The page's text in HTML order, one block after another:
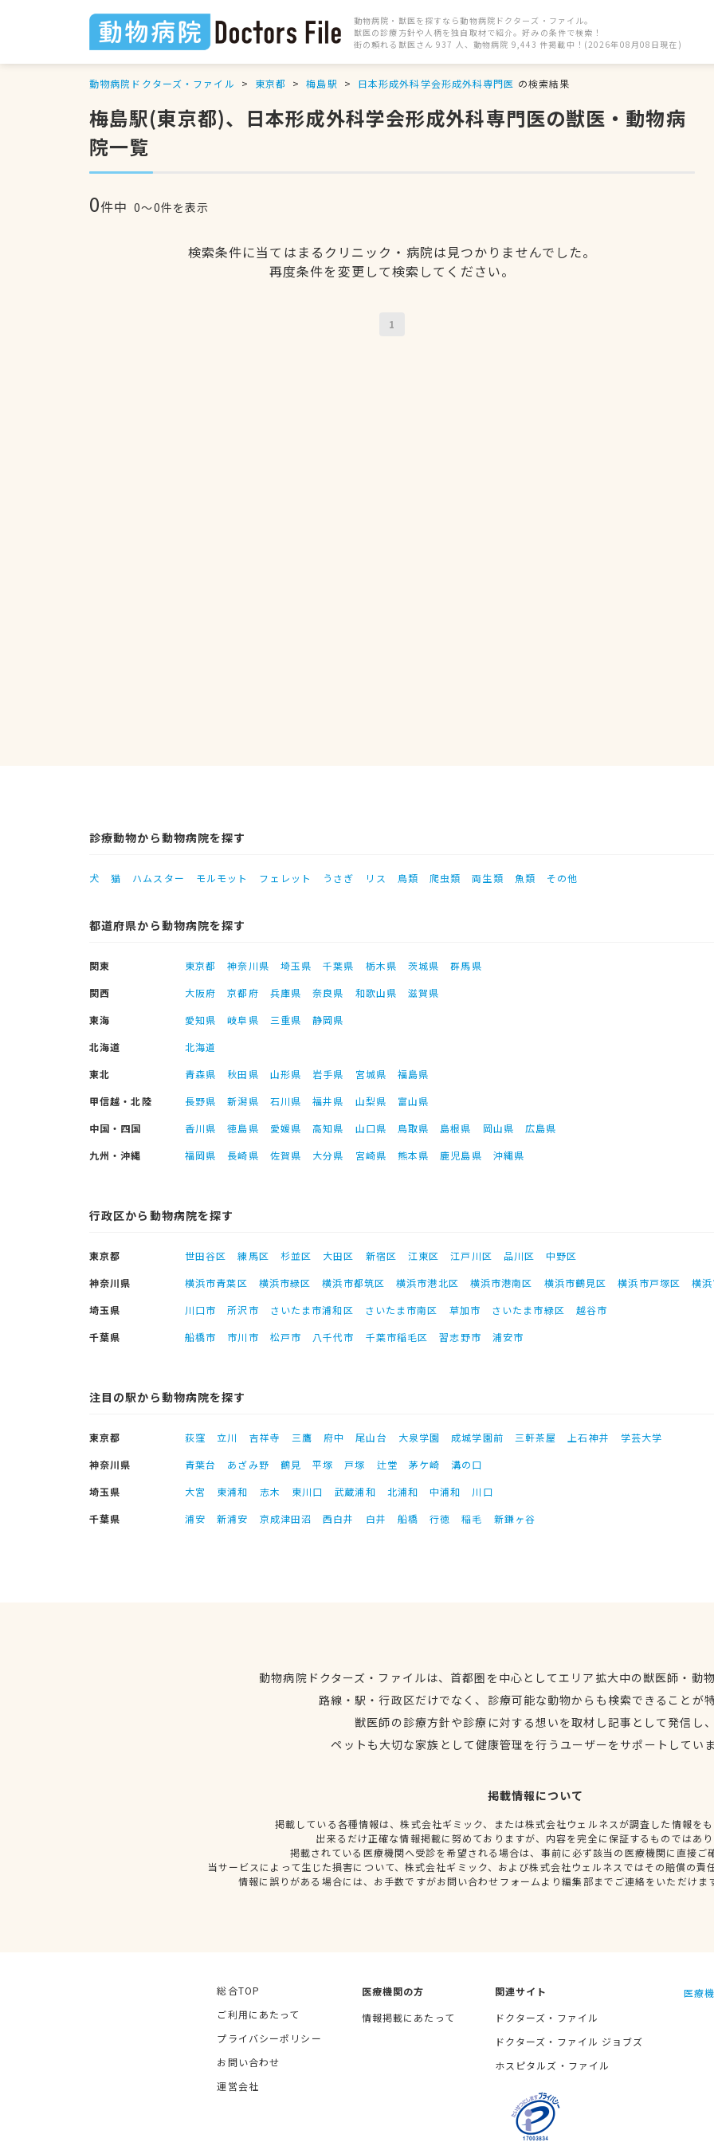
動物病院・獣医を探すなら動物病院ドクターズ・ファイル。
獣医の診療方針や人柄を独自取材で紹介。好みの条件で検索！
街の頼れる獣医さん 937 人、動物病院 9,443 件掲載中！(2026年08月08日現在)
動物病院ドクターズ・ファイル 東京都 梅島駅 日本形成外科学会形成外科専門医 の検索結果
梅島駅(東京都)、日本形成外科学会形成外科専門医の獣医・動物病
院一覧
0件中 0〜0件を表示
検索条件に当てはまるクリニック・病院は見つかりませんでした。
再度条件を変更して検索してください。
1
診療動物から動物病院を探す
犬 猫 ハムスター モルモット フェレット うさぎ リス 鳥類 爬虫類 両生類 魚類 その他
都道府県から動物病院を探す
関東 東京都 神奈川県 埼玉県 千葉県 栃木県 茨城県
群馬県
関西
大阪府 京都府 兵庫県 奈良県 和歌山県
滋賀県
東海
愛知県 岐阜県 三重県
静岡県
北海道
北海道
東北
青森県 秋田県 山形県 岩手県 宮城県
福島県
甲信越・北陸
長野県 新潟県 石川県 福井県 山梨県
富山県
中国・四国
香川県 徳島県 愛媛県 高知県 山口県 鳥取県 島根県 岡山県
広島県
九州・沖縄
福岡県 長崎県 佐賀県 大分県 宮崎県 熊本県 鹿児島県 沖縄県
行政区から動物病院を探す
東京都 世田谷区 練馬区 杉並区 大田区 新宿区 江東区 江戸川区 品川区
中野区
神奈川県
横浜市青葉区 横浜市緑区 横浜市都筑区 横浜市港北区 横浜市港南区 横浜市鶴見区 横浜市戸塚区
横
埼玉県
川口市 所沢市 さいたま市浦和区 さいたま市南区 草加市 さいたま市緑区
越谷市
千葉県
船橋市 市川市 松戸市 八千代市 千葉市稲毛区 習志野市 浦安市
注目の駅から動物病院を探す
東京都 荻窪 立川 吉祥寺 三鷹 府中 尾山台 大泉学園 成城学園前 三軒茶屋 上石神井
学芸大学
神奈川県
青葉台 あざみ野 鶴見 平塚 戸塚 辻堂 茅ケ崎
溝の口
埼玉県
大宮 東浦和 志木 東川口 武蔵浦和 北浦和 中浦和
川口
千葉県
浦安 新浦安 京成津田沼 西白井 白井 船橋 行徳 稲毛 新鎌ヶ谷
動物病院ドクターズ・ファイルは、首都圏を中心としてエリア拡大中の獣医師・動
路線・駅・行政区だけでなく、診療可能な動物からも検索できることが
獣医師の診療方針や診療に対する想いを取材し記事として発信し
ペットも大切な家族として健康管理を行うユーザーをサポートしてい
掲載情報について
掲載している各種情報は、株式会社ギミック、または株式会社ウェルネスが調査した情報を
出来るだけ正確な情報掲載に努めておりますが、内容を完全に保証するものではあ
掲載されている医療機関へ受診を希望される場合は、事前に必ず該当の医療機関に直接ご
当サービスによって生じた損害について、株式会社ギミック、および株式会社ウェルネスではその賠償の責
情報に誤りがある場合には、お手数ですがお問い合わせフォームより編集部までご連絡をいただけま
総合TOP
ご利用にあたって
プライバシーポリシー
お問い合わせ
運営会社
医療機関の方
情報掲載にあたって
関連サイト
ドクターズ・ファイル
ドクターズ・ファイル ジョブズ
ホスピタルズ・ファイル
医療